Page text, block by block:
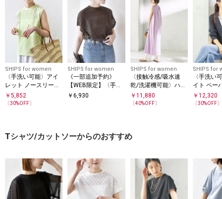
SHIPS for women
〈手洗い可能〉アイ
レット ノースリーブ
フレア プルオーバー
￥ 5,852
〔30%OFF〕
SHIPS for women
《一部追加予約》
【WEB限定】〈手洗
い可能〉アイレット
￥6,930
SHIPS for women
〈接触冷感/吸水速
乾/洗濯機可能〉ハイ
ゲージ ポンチ ノース
リーブ ワンピース
￥ 11,880
〔40%OFF〕
SHIPS for
〈手洗い
イト ペー
ク ニット
ン
￥12,320
〔30%OFF〕
Tシャツ/カットソーからのおすすめ